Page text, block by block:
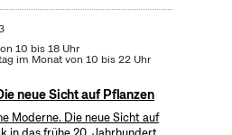
10 bis 18 Uhr
im Monat von 10 bis 22 Uhr
neue Sicht auf Pflanzen
Moderne. Die neue Sicht auf